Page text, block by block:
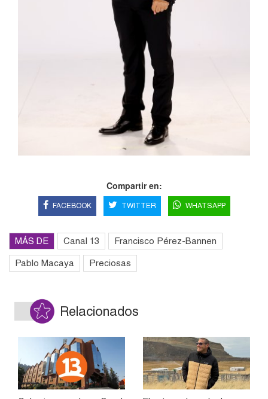
Compartir en:
FACEBOOK TWITTER WHATSAPP
MÁS DE Canal 13 Francisco Pérez-Bannen
Pablo Macaya Preciosas
Relacionados